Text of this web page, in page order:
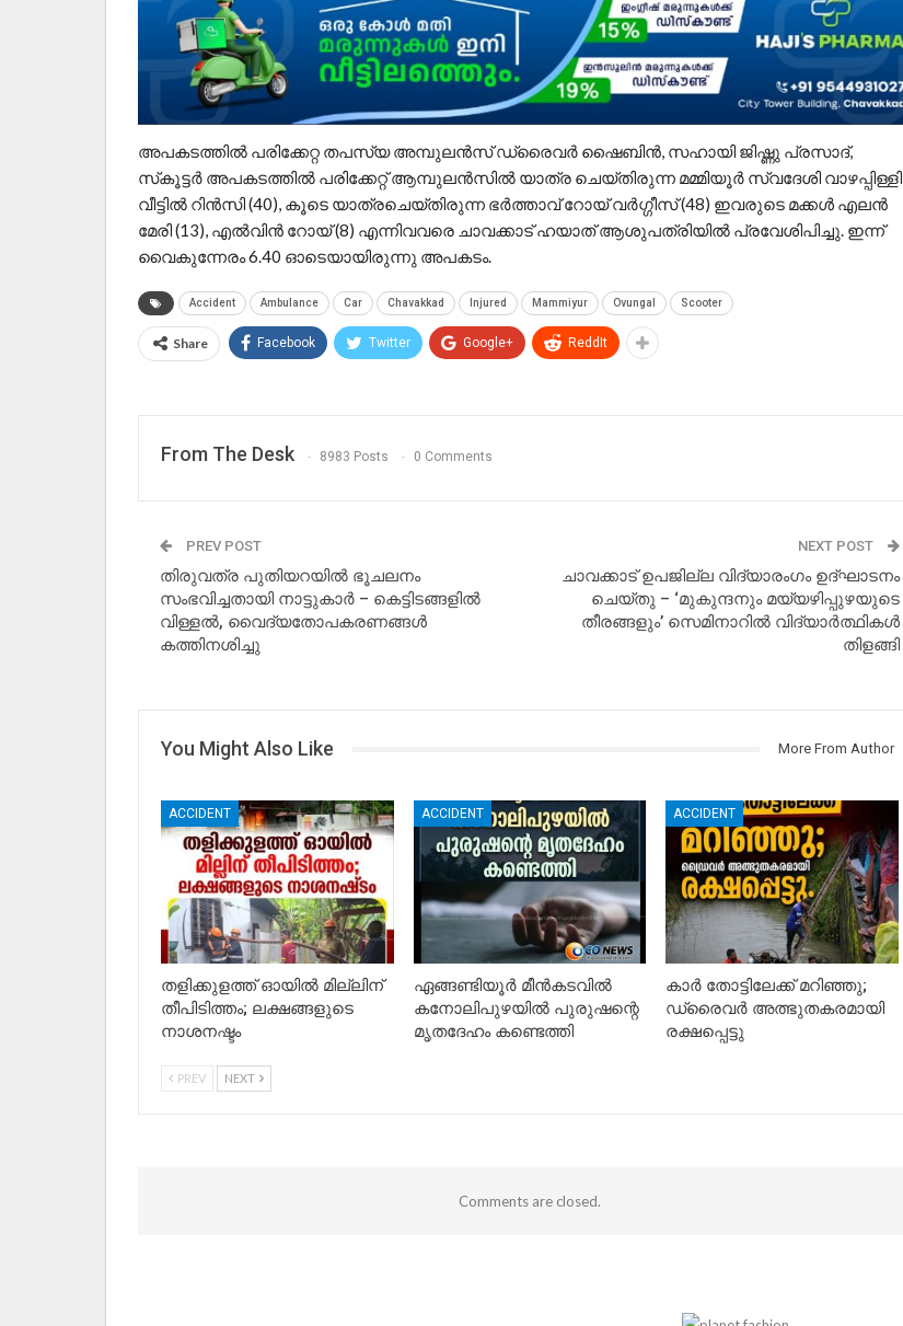
അപകടത്തിൽ പരിക്കേറ്റ തപസ്യ അമ്പുലൻസ് ഡ്രൈവർ ഷൈബിൻ, സഹായി ജിഷ്ണു പ്രസാദ്,
സ്‌കൂട്ടർ അപകടത്തിൽ പരിക്കേറ്റ് ആമ്പുലൻസിൽ യാത്ര ചെയ്തിരുന്ന മമ്മിയൂർ സ്വദേശി വാഴപ്പിള്ളി
വീട്ടിൽ റിൻസി (40), കൂടെ യാത്രചെയ്തിരുന്ന ഭർത്താവ് റോയ് വർഗ്ഗീസ് (48) ഇവരുടെ മക്കൾ എലൻ
മേരി (13), എൽവിൻ റോയ് (8) എന്നിവവരെ ചാവക്കാട് ഹയാത് ആശുപത്രിയിൽ പ്രവേശിപിച്ചു. ഇന്ന്
വൈകുന്നേരം 6.40 ഓടെയായിരുന്നു അപകടം.
Accident Ambulance Car Chavakkad Injured Mammiyur Ovungal Scooter
Share Facebook Twitter Google+ ReddIt
From The Desk 8983 Posts 0 Comments
PREV POST
തിരുവത്ര പുതിയറയിൽ ഭൂചലനം
സംഭവിച്ചതായി നാട്ടുകാർ – കെട്ടിടങ്ങളിൽ
വിള്ളൽ, വൈദ്യതോപകരണങ്ങൾ
കത്തിനശിച്ചു
NEXT POST
ചാവക്കാട് ഉപജില്ല വിദ്യാരംഗം ഉദ്ഘാടനം
ചെയ്തു – ‘മുകുന്ദനും മയ്യഴിപ്പുഴയുടെ
തീരങ്ങളും’ സെമിനാറിൽ വിദ്യാർത്ഥികൾ
തിളങ്ങി
You Might Also Like More From Author
ACCIDENT
തളിക്കുളത്ത് ഓയിൽ മില്ലിന്
തീപിടിത്തം; ലക്ഷങ്ങളുടെ
നാശനഷ്ടം
ACCIDENT
ഏങ്ങണ്ടിയൂർ മീൻകടവിൽ
കനോലിപുഴയിൽ പുരുഷന്റെ
മൃതദേഹം കണ്ടെത്തി
ACCIDENT
കാർ തോട്ടിലേക്ക് മറിഞ്ഞു;
ഡ്രൈവർ അത്ഭുതകരമായി
രക്ഷപ്പെട്ടു
PREV NEXT
Comments are closed.